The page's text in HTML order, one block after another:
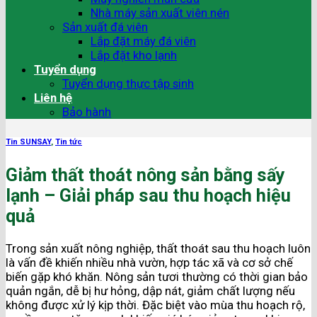
Nhà máy sản xuất viên nén
Sản xuất đá viên
Lắp đặt máy đá viên
Lắp đặt kho lạnh
Tuyển dụng
Tuyển dụng thực tập sinh
Liên hệ
Bảo hành
Tin SUNSAY, Tin tức
Giảm thất thoát nông sản bằng sấy
lạnh – Giải pháp sau thu hoạch hiệu
quả
Trong sản xuất nông nghiệp, thất thoát sau thu hoạch luôn
là vấn đề khiến nhiều nhà vườn, hợp tác xã và cơ sở chế
biến gặp khó khăn. Nông sản tươi thường có thời gian bảo
quản ngắn, dễ bị hư hỏng, dập nát, giảm chất lượng nếu
không được xử lý kịp thời. Đặc biệt vào mùa thu hoạch rộ,